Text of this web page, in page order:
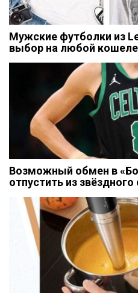
Мужские футболки из
выбор на любой
Возможный обмен в
отпустить из звёздного